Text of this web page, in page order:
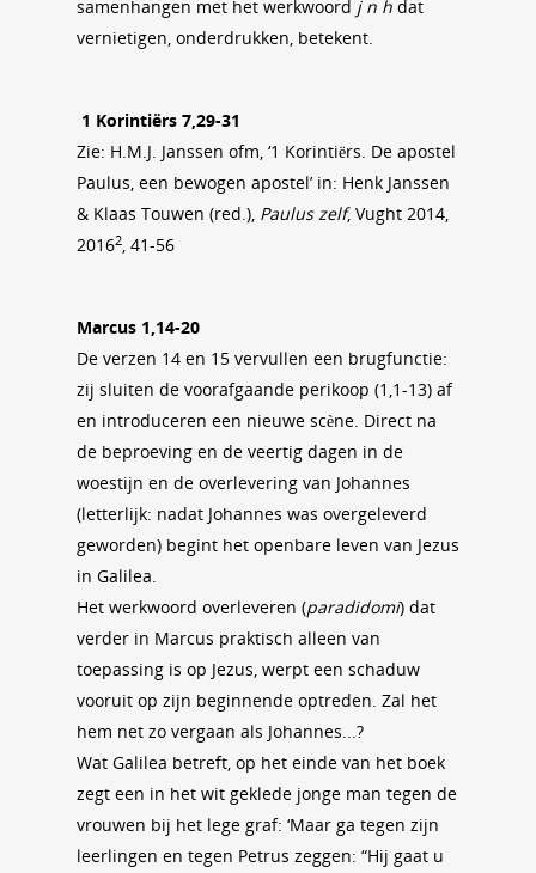
samenhangen met het werkwoord j n h dat
vernietigen, onderdrukken, betekent.
1 Korintiërs 7,29-31
Zie: H.M.J. Janssen ofm, ‘1 Korintiërs. De apostel
Paulus, een bewogen apostel’ in: Henk Janssen
& Klaas Touwen (red.), Paulus zelf, Vught 2014,
20162, 41-56
Marcus 1,14-20
De verzen 14 en 15 vervullen een brugfunctie:
zij sluiten de voorafgaande perikoop (1,1-13) af
en introduceren een nieuwe scène. Direct na
de beproeving en de veertig dagen in de
woestijn en de overlevering van Johannes
(letterlijk: nadat Johannes was overgeleverd
geworden) begint het openbare leven van Jezus
in Galilea.
Het werkwoord overleveren (paradidomi) dat
verder in Marcus praktisch alleen van
toepassing is op Jezus, werpt een schaduw
vooruit op zijn beginnende optreden. Zal het
hem net zo vergaan als Johannes...?
Wat Galilea betreft, op het einde van het boek
zegt een in het wit geklede jonge man tegen de
vrouwen bij het lege graf: ‘Maar ga tegen zijn
leerlingen en tegen Petrus zeggen: “Hij gaat u